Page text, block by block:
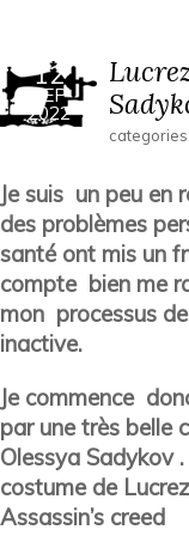
12
SEP
2022
categories:
Je suis un peu en
des problèmes
santé ont mis un
compte bien me
mon processus
inactive.
Je commence
par une très belle
Olessya Sadykov
costume de
Assassin’s creed